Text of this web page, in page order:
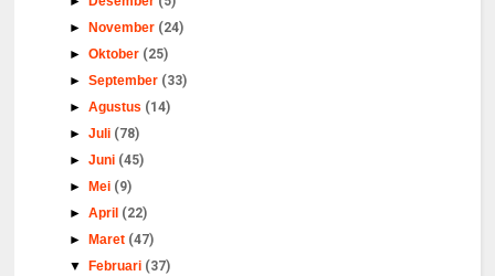
►
November (24)
►Oktober (25)
►September (33)
►Agustus (14)
►Juli (78)
►Juni (45)
►
Mei (9)
►April (22)
►
Maret (47)
▼
Februari (37)